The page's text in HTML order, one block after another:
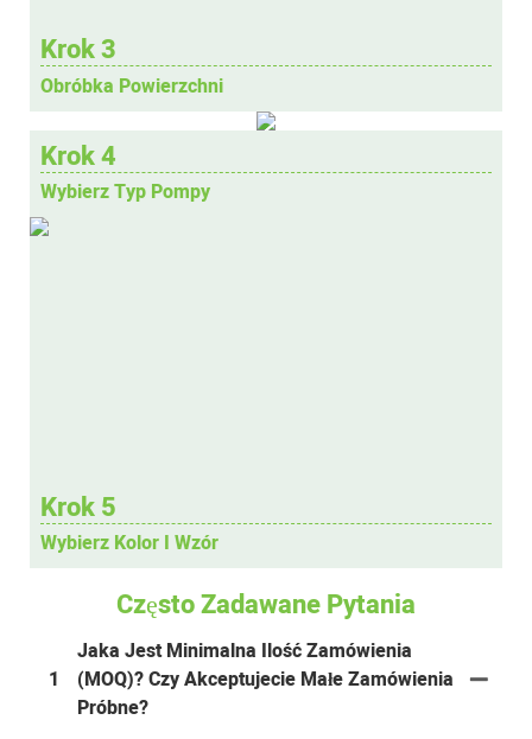
Krok 3
Obróbka Powierzchni
Krok 4
Wybierz Typ Pompy
Krok 5
Wybierz Kolor I Wzór
Często Zadawane Pytania
1
Jaka Jest Minimalna Ilość Zamówienia
(MOQ)? Czy Akceptujecie Małe Zamówienia
Próbne?